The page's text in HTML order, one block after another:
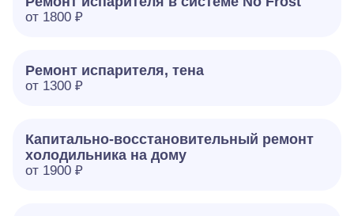
от 1800 ₽
Ремонт испарителя, тена
от 1300 ₽
Капитально-восстановительный ремонт
холодильника на дому
от 1900 ₽